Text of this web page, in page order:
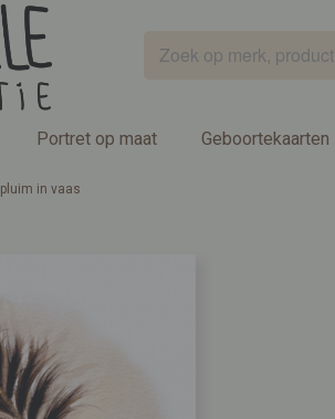
Portret op maat Geboortekaarten
pluim in vaas